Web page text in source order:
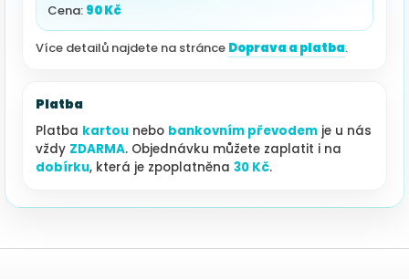
Cena: 90 Kč
Více detailů najdete na stránce Doprava a platba.
Platba
Platba kartou nebo bankovním převodem je u nás
vždy ZDARMA. Objednávku můžete zaplatit i na
dobírku, která je zpoplatněna 30 Kč.